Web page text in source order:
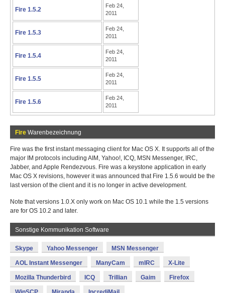
Fire 1.5.2
Feb 24,
2011
Fire 1.5.3
Feb 24,
2011
Fire 1.5.4
Feb 24,
2011
Fire 1.5.5
Feb 24,
2011
Fire 1.5.6
Feb 24,
2011
Fire Warenbezeichnung
Fire was the first instant messaging client for Mac OS X. It supports all of the
major IM protocols including AIM, Yahoo!, ICQ, MSN Messenger, IRC,
Jabber, and Apple Rendezvous. Fire was a keystone application in early
Mac OS X revisions, however it was announced that Fire 1.5.6 would be the
last version of the client and it is no longer in active development.
Note that versions 1.0.X only work on Mac OS 10.1 while the 1.5 versions
are for OS 10.2 and later.
Sonstige Kommunikation Software
Skype Yahoo Messenger MSN Messenger
AOL Instant Messenger ManyCam mIRC X-Lite
Mozilla Thunderbird ICQ Trillian Gaim Firefox